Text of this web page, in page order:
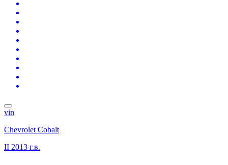
vin
Chevrolet Cobalt
II 2013 г.в.